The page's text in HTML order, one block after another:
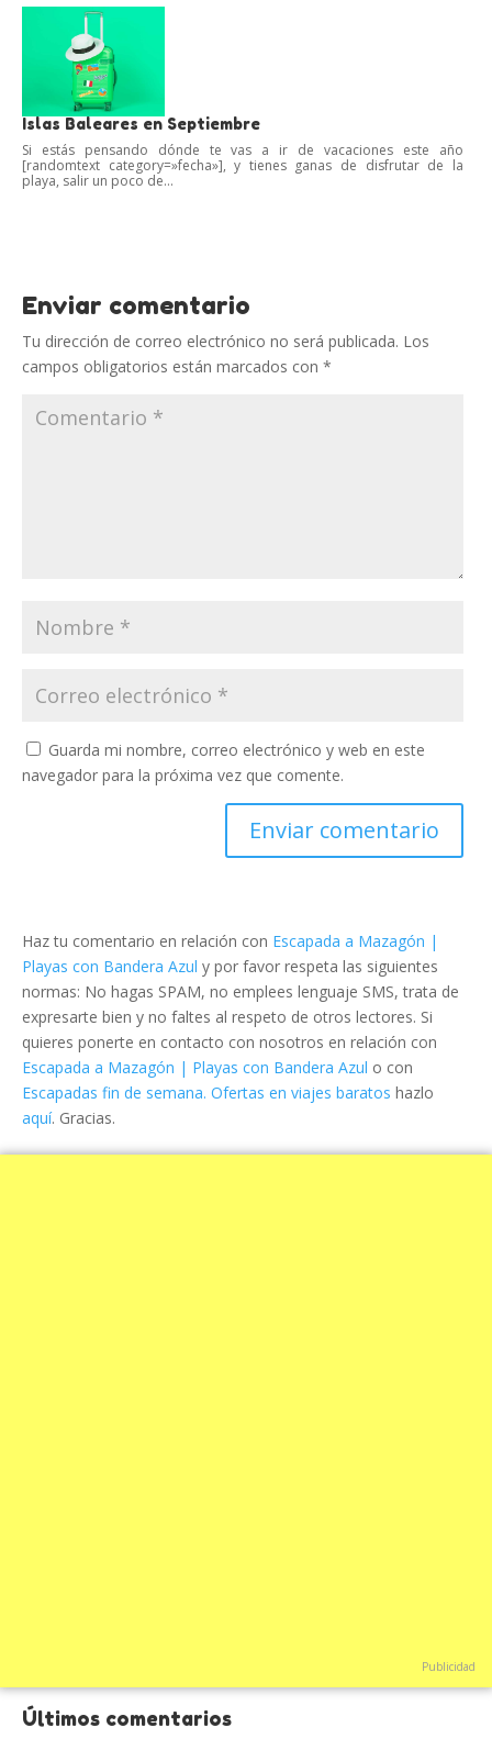
Islas Baleares en Septiembre
Si estás pensando dónde te vas a ir de vacaciones este año
[randomtext category=»fecha»], y tienes ganas de disfrutar de la
playa, salir un poco de...
Enviar comentario
Tu dirección de correo electrónico no será publicada. Los
campos obligatorios están marcados con *
Guarda mi nombre, correo electrónico y web en este
navegador para la próxima vez que comente.
Haz tu comentario en relación con Escapada a Mazagón |
Playas con Bandera Azul y por favor respeta las siguientes
normas: No hagas SPAM, no emplees lenguaje SMS, trata de
expresarte bien y no faltes al respeto de otros lectores. Si
quieres ponerte en contacto con nosotros en relación con
Escapada a Mazagón | Playas con Bandera Azul o con
Escapadas fin de semana. Ofertas en viajes baratos hazlo
aquí. Gracias.
Publicidad
Últimos comentarios